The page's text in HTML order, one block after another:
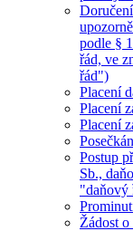
podle §
řád, ve
řád")
Placení
Placení
Placení
Postup
Sb.,
"daňový
Žádost